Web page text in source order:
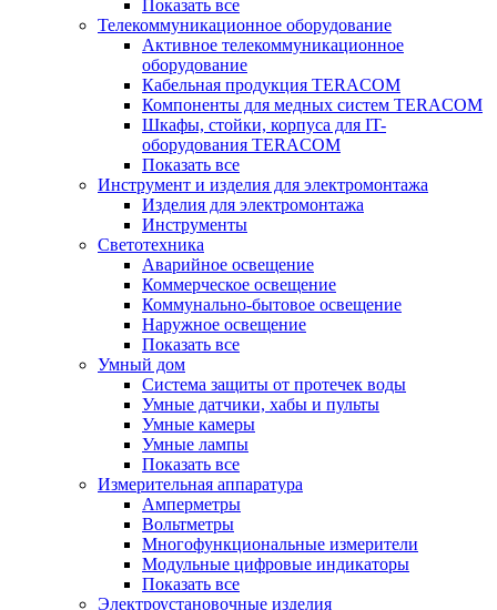
Показать все
Телекоммуникационное оборудование
Активное телекоммуникационное
оборудование
Кабельная продукция TERACOM
Компоненты для медных систем TERACOM
Шкафы, стойки, корпуса для IT-
оборудования TERACOM
Показать все
Инструмент и изделия для электромонтажа
Изделия для электромонтажа
Инструменты
Светотехника
Аварийное освещение
Коммерческое освещение
Коммунально-бытовое освещение
Наружное освещение
Показать все
Умный дом
Система защиты от протечек воды
Умные датчики, хабы и пульты
Умные камеры
Умные лампы
Показать все
Измерительная аппаратура
Амперметры
Вольтметры
Многофункциональные измерители
Модульные цифровые индикаторы
Показать все
Электроустановочные изделия